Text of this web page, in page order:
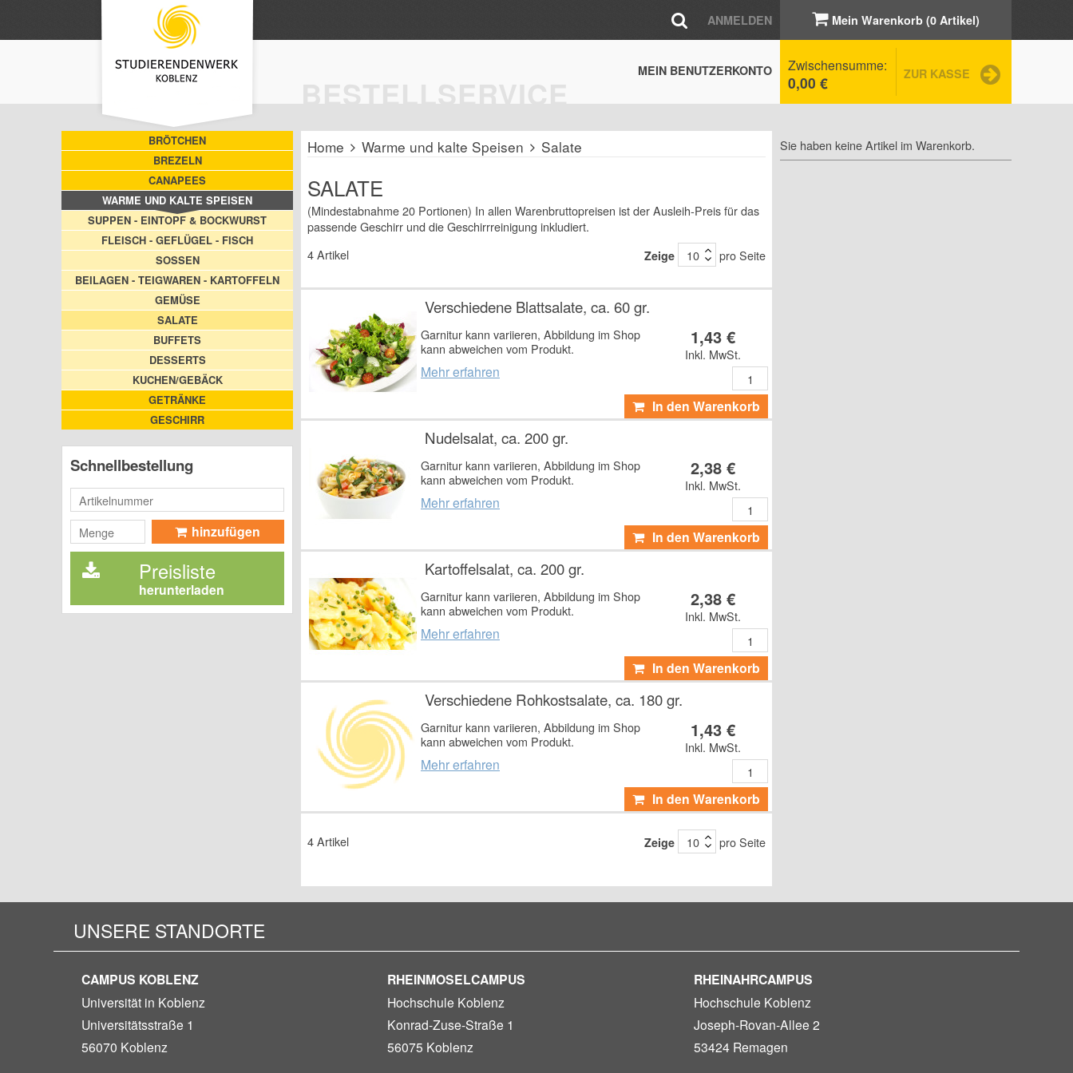
Mein Warenkorb (0 Artikel)
Zwischensumme:
0,00 € ZUR KASSE
ANMELDEN
BESTELLSERVICE
MEIN BENUTZERKONTO
Home Warme und kalte Speisen Salate
SALATE
(Mindestabnahme 20 Portionen) In allen Warenbruttopreisen ist der Ausleih-Preis für das
passende Geschirr und die Geschirrreinigung inkludiert.
4 Artikel
Zeige pro Seite
Verschiedene Blattsalate, ca. 60 gr.
Garnitur kann variieren, Abbildung im Shop
kann abweichen vom Produkt.
1,43 €
Inkl. MwSt.
Mehr erfahren
In den Warenkorb
Nudelsalat, ca. 200 gr.
Garnitur kann variieren, Abbildung im Shop
kann abweichen vom Produkt.
2,38 €
Inkl. MwSt.
Mehr erfahren
In den Warenkorb
Kartoffelsalat, ca. 200 gr.
Garnitur kann variieren, Abbildung im Shop
kann abweichen vom Produkt.
2,38 €
Inkl. MwSt.
Mehr erfahren
In den Warenkorb
Verschiedene Rohkostsalate, ca. 180 gr.
Garnitur kann variieren, Abbildung im Shop
kann abweichen vom Produkt.
1,43 €
Inkl. MwSt.
Mehr erfahren
In den Warenkorb
4 Artikel Zeige pro Seite
BRÖTCHEN
BREZELN
CANAPEES
WARME UND KALTE SPEISEN
SUPPEN - EINTOPF & BOCKWURST
FLEISCH - GEFLÜGEL - FISCH
SOSSEN
BEILAGEN - TEIGWAREN - KARTOFFELN
GEMÜSE
SALATE
BUFFETS
DESSERTS
KUCHEN/GEBÄCK
GETRÄNKE
GESCHIRR
Schnellbestellung
hinzufügen
Preisliste
herunterladen
Sie haben keine Artikel im Warenkorb.
UNSERE STANDORTE
CAMPUS KOBLENZ
Universität in Koblenz
Universitätsstraße 1
56070 Koblenz
RHEINMOSELCAMPUS
Hochschule Koblenz
Konrad-Zuse-Straße 1
56075 Koblenz
RHEINAHRCAMPUS
Hochschule Koblenz
Joseph-Rovan-Allee 2
53424 Remagen